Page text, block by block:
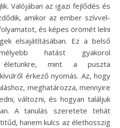
Valójában az igazi fejlődés és
amikor az ember szívvel-
és képes örömét lelni
elsajátításában. Ez a belső
hatást gyakorol
életünkre, mint a puszta
érkező nyomás. Az, hogy
meghatározza, mennyire
változni, és hogyan találjuk
A tanulás szeretete tehát
hanem kulcs az élethosszig